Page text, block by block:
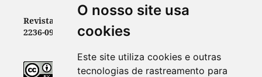
O nosso site usa
cookies
Este site utiliza cookies e outras
tecnologias de rastreamento para
Revista Letras - ISSN 0100-0888 (versão impressa) e
2236-0999 (versão eletrônica)